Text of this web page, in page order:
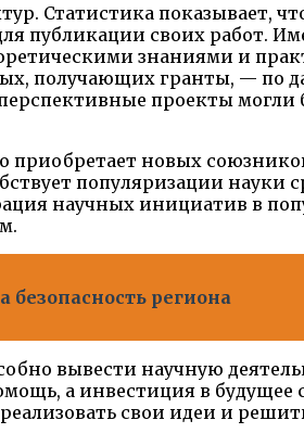
Статистика показывает,
публикации своих работ.
знаниями и
получающих гранты, — по
проекты могли
приобретает новых
популяризации науки
научных инициатив в
безопасность региона
вывести научную
а инвестиция в будущее
свои идеи и